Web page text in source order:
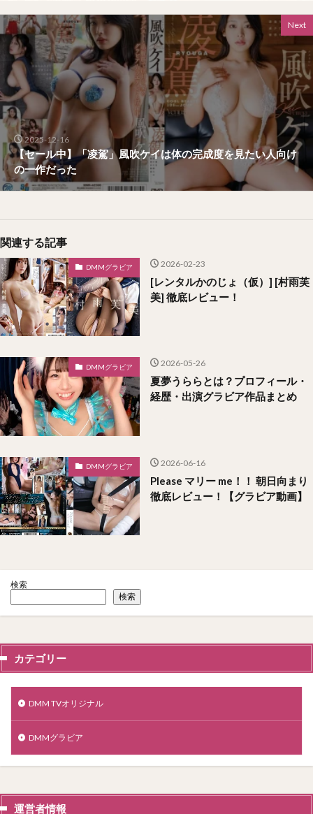
Next
2025-12-16
【セール中】「凌駕」風吹ケイは体の完成度を見たい人向け
の一作だった
関連する記事
DMMグラビア 2026-02-23
[レンタルかのじょ（仮）] [村雨芙
美] 徹底レビュー！
DMMグラビア 2026-05-26
夏夢うららとは？プロフィール・
経歴・出演グラビア作品まとめ
DMMグラビア 2026-06-16
Please マリー me！！ 朝日向まり
徹底レビュー！【グラビア動画】
検索
検索
カテゴリー
DMM TVオリジナル
DMMグラビア
運営者情報